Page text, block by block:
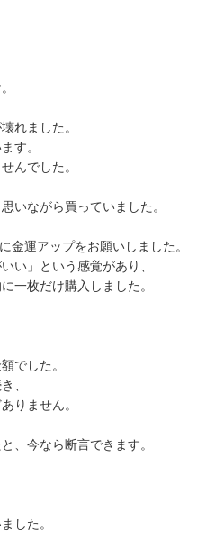
れました。
す。
んでした。
いながら買っていました。
金運アップをお願いしました。
い」という感覚があり、
一枚だけ購入しました。
でした。
、
りません。
、今なら断言できます。
した。